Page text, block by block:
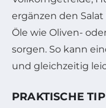
ergänzen den
Öle wie Oliven-
sorgen. So kann
und gleichzeitig
PRAKTISCHE